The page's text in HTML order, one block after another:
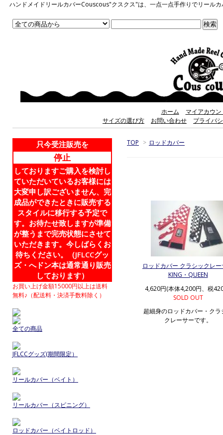
ハンドメイドリールカバーCouscous"クスクス"は、一点一点手作りでリール
ホーム
マイアカウン
サイズの選び方
お問い合わせ プライバ
TOP > ロッドカバー
ロッドカバー クラシックレ
KING・QUEEN
4,620円(本体4,200円、税
SOLD OUT
超細身のロッドカバー・クラ
クレーサーです。
只今受注販売を
停止
しておりますご購入を検討し
ていただいているお客様には
大変申し訳ございません、完
成品ができたときに販売する
スタイルに移行する予定で
す。お待たせ致しますが準備
が整うまで完売状態にさせて
いただきます。今しばらくお
待ちください。（JFLCCグッ
ズ・へドン本は通常通り販売
しております）
お買い上げ金額15000円以上は送料
無料♪（配送料・決済手数料除く）
全ての商品
JFLCCグッズ(期間限定）
リールカバー（ベイト）
リールカバー（スピニング）
ロッドカバー（ベイトロッド）